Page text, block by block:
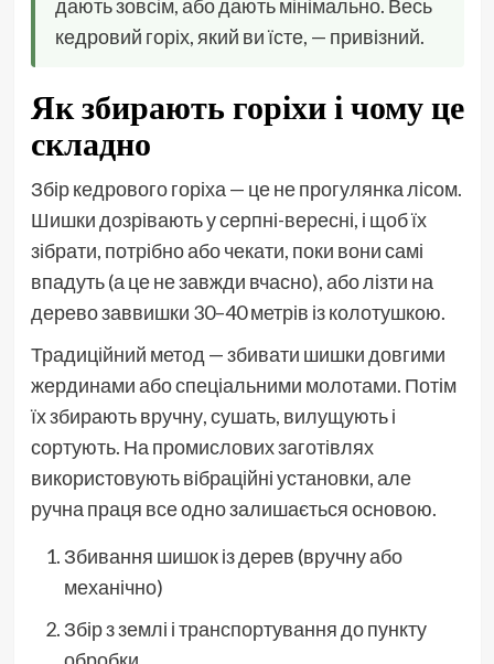
дають зовсім, або дають мінімально. Весь
кедровий горіх, який ви їсте, — привізний.
Як збирають горіхи і чому це
складно
Збір кедрового горіха — це не прогулянка лісом.
Шишки дозрівають у серпні-вересні, і щоб їх
зібрати, потрібно або чекати, поки вони самі
впадуть (а це не завжди вчасно), або лізти на
дерево заввишки 30–40 метрів із колотушкою.
Традиційний метод — збивати шишки довгими
жердинами або спеціальними молотами. Потім
їх збирають вручну, сушать, вилущують і
сортують. На промислових заготівлях
використовують вібраційні установки, але
ручна праця все одно залишається основою.
Збивання шишок із дерев (вручну або
механічно)
Збір з землі і транспортування до пункту
обробки